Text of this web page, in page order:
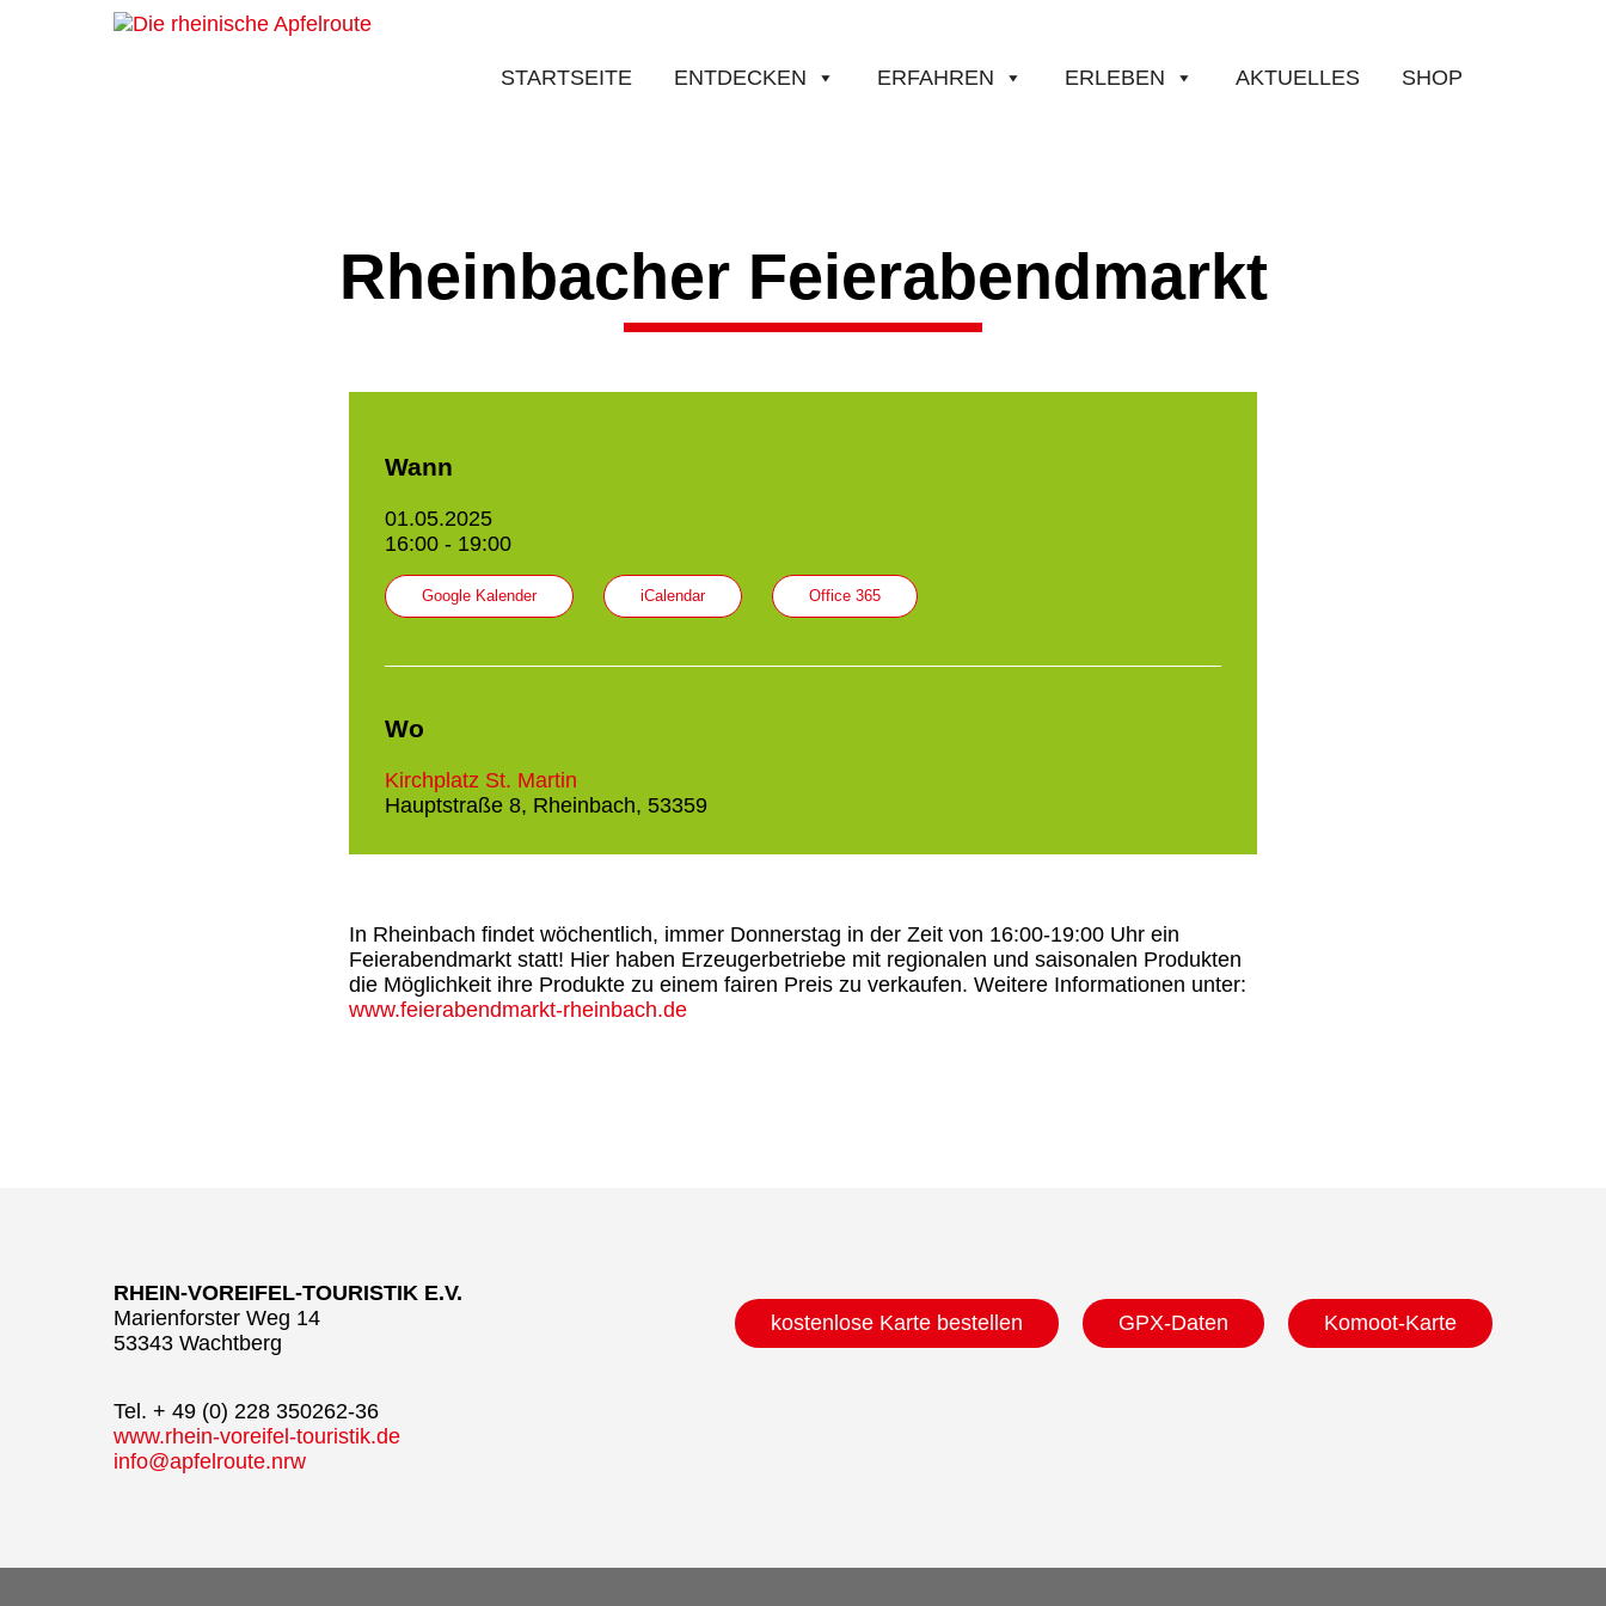
STARTSEITE ENTDECKEN ERFAHREN ERLEBEN AKTUELLES SHOP
Rheinbacher Feierabendmarkt
Wann
01.05.2025
16:00 - 19:00
Google Kalender iCalendar Office 365
Wo
Kirchplatz St. Martin
Hauptstraße 8, Rheinbach, 53359
In Rheinbach findet wöchentlich, immer Donnerstag in der Zeit von 16:00-19:00 Uhr ein
Feierabendmarkt statt! Hier haben Erzeugerbetriebe mit regionalen und saisonalen Produkten
die Möglichkeit ihre Produkte zu einem fairen Preis zu verkaufen. Weitere Informationen unter:
www.feierabendmarkt-rheinbach.de
RHEIN-VOREIFEL-TOURISTIK E.V.
Marienforster Weg 14
53343 Wachtberg
Tel. + 49 (0) 228 350262-36
www.rhein-voreifel-touristik.de
info@apfelroute.nrw
kostenlose Karte bestellen GPX-Daten Komoot-Karte